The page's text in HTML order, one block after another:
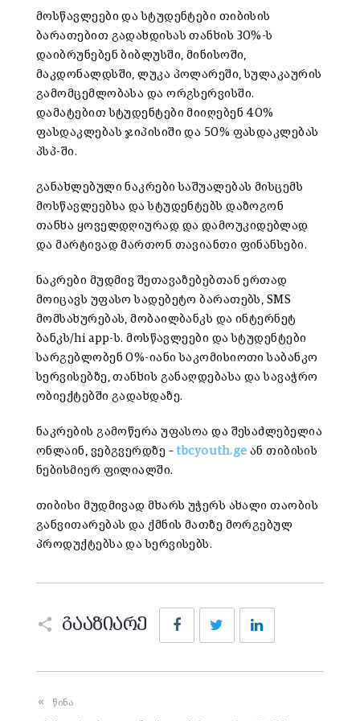
მოსწავლეები და სტუდენტები თიბისის
ბარათებით გადახდისას თანხის 30%-ს
დაიბრუნებენ ბიბლუსში, მინისოში,
მაკდონალდსში, ლუკა პოლარეში, სულაკაურის
გამომცემლობასა და ორგსერვისში.
დამატებით სტუდენტები მიიღებენ 40%
ფასდაკლებას ჯიპისიში და 50% ფასდაკლებას
პსპ-ში.
განახლებული ნაკრები საშუალებას მისცემს
მოსწავლეებსა და სტუდენტებს დაზოგონ
თანხა ყოველდღიურად და დამოუკიდებლად
და მარტივად მართონ თავიანთი ფინანსები.
ნაკრები მუდმივ შეთავაზებებთან ერთად
მოიცავს უფასო სადებეტო ბარათებს, SMS
მომსახურებას, მობაილბანკს და ინტერნეტ
ბანკს/hi app-ს. მოსწავლეები და სტუდენტები
სარგებლობენ 0%-იანი საკომისიოთი საბანკო
სერვისებზე, თანხის განაღდებასა და სავაჭრო
ობიექტებში გადახდაზე.
ნაკრების გამოწერა უფასოა და შესაძლებელია
ონლაინ, ვებგვერდზე –tbcyouth.ge ან თიბისის
ნებისმიერ ფილიალში.
თიბისი მუდმივად მხარს უჭერს ახალი თაობის
განვითარებას და ქმნის მათზე მორგებულ
პროდუქტებსა და სერვისებს.
გააზიარე
FacebookTwitter
წინა